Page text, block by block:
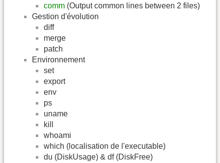
comm (Output common lines between 2 files)
Gestion d'évolution
diff
merge
patch
Environnement
set
export
env
ps
uname
kill
whoami
which (localisation de l'executable)
du (DiskUsage) & df (DiskFree)